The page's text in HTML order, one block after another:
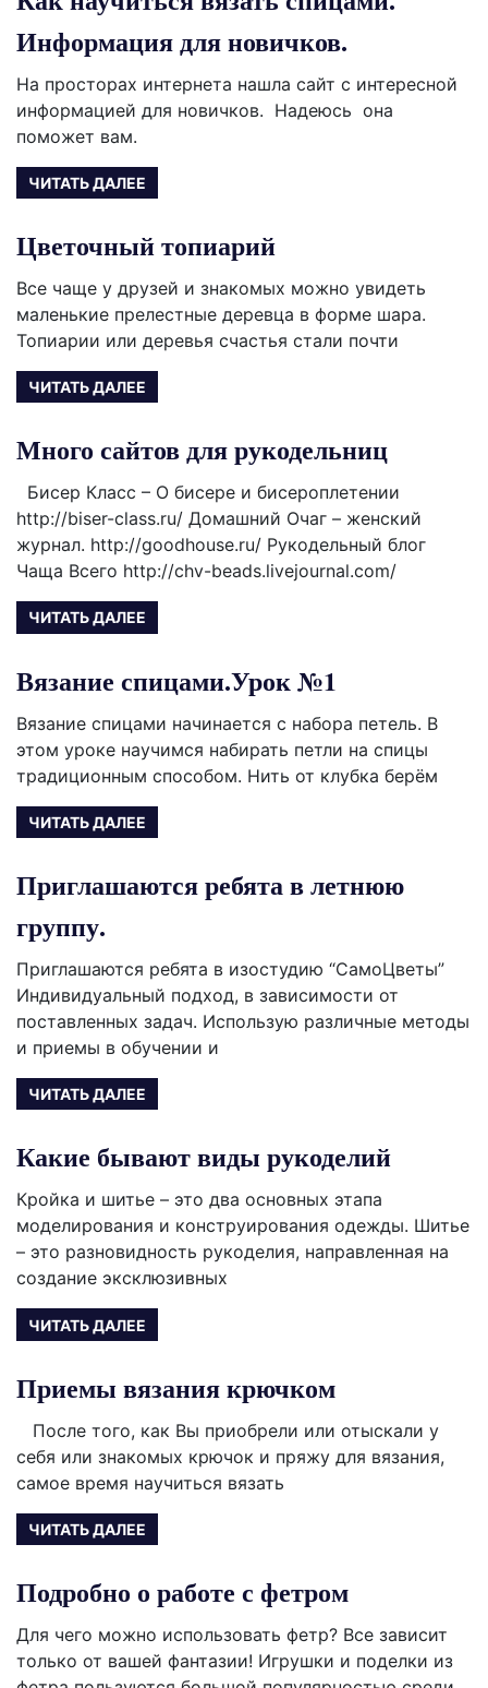
Информация для новичков.
На просторах интернета нашла сайт с интересной
информацией для новичков. Надеюсь она
поможет вам.
ЧИТАТЬ ДАЛЕЕ
Цветочный топиарий
Все чаще у друзей и знакомых можно увидеть
маленькие прелестные деревца в форме шара.
Топиарии или деревья счастья стали почти
ЧИТАТЬ ДАЛЕЕ
Много сайтов для рукодельниц
Бисер Класс – О бисере и бисероплетении
http://biser-class.ru/ Домашний Очаг – женский
журнал. http://goodhouse.ru/ Рукодельный блог
Чаща Всего http://chv-beads.livejournal.com/
ЧИТАТЬ ДАЛЕЕ
Вязание спицами.Урок №1
Вязание спицами начинается с набора петель. В
этом уроке научимся набирать петли на спицы
традиционным способом. Нить от клубка берём
ЧИТАТЬ ДАЛЕЕ
Приглашаются ребята в летнюю
группу.
Приглашаются ребята в изостудию “СамоЦветы”
Индивидуальный подход, в зависимости от
поставленных задач. Использую различные методы
и приемы в обучении и
ЧИТАТЬ ДАЛЕЕ
Какие бывают виды рукоделий
Кройка и шитье – это два основных этапа
моделирования и конструирования одежды. Шитье
– это разновидность рукоделия, направленная на
создание эксклюзивных
ЧИТАТЬ ДАЛЕЕ
Приемы вязания крючком
После того, как Вы приобрели или отыскали у
себя или знакомых крючок и пряжу для вязания,
самое время научиться вязать
ЧИТАТЬ ДАЛЕЕ
Подробно о работе с фетром
Для чего можно использовать фетр? Все зависит
только от вашей фантазии! Игрушки и поделки из